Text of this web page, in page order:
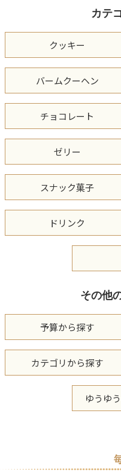
カテ
クッキー
バームクーヘン
チョコレート
ゼリー
スナック菓子
ドリンク
その他
予算から探す
カテゴリから探す
ゆうゆ